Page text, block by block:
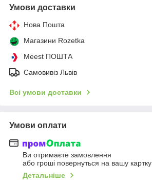
Умови доставки
Нова Пошта
Магазини Rozetka
Meest ПОШТА
Самовивіз Львів
Всі умови доставки
Умови оплати
Ви отримаєте замовлення
або гроші повернуться на вашу картку
Детальніше